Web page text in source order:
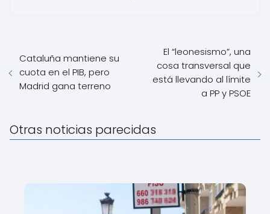
Cataluña mantiene su
cuota en el PIB, pero
Madrid gana terreno
El “leonesismo”, una
cosa transversal que
está llevando al límite
a PP y PSOE
Otras noticias parecidas